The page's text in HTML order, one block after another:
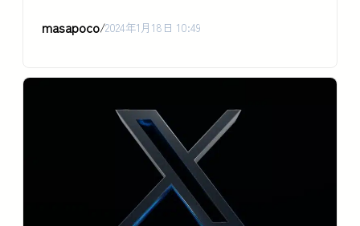
masapoco/2024年1月18日 10:49